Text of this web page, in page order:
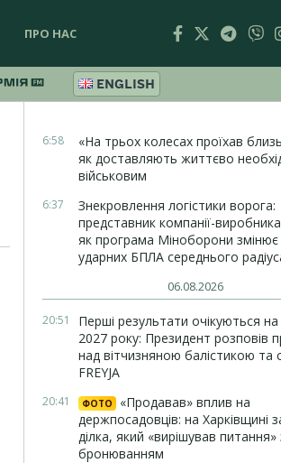
ПРО НАС
ENGLISH
6:58
«На трьох колесах проїхав
як доставляють життєво
військовим
6:37
Знекровлення логістики ворога:
представник компанії-
як програма Міноборони
ударних БПЛА середнього
06.08.2026
20:51
Перші результати очікуються
2027 року: Президент розповів
над вітчизняною балістикою та
FREYJA
20:41 ФОТО
«Продавав» вплив на
держпосадовців: на Харківщині
ділка, який «вирішував питання»
бронюванням